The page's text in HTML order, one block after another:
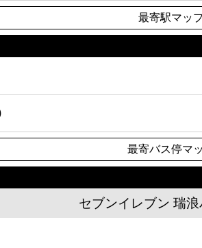
最寄駅マッ
最寄バス停マ
セブンイレブン 瑞